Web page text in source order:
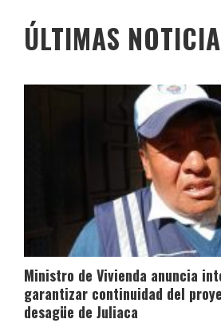
ÚLTIMAS
Ministro de Vivienda anuncia
garantizar continuidad del
desagüe de Juliaca